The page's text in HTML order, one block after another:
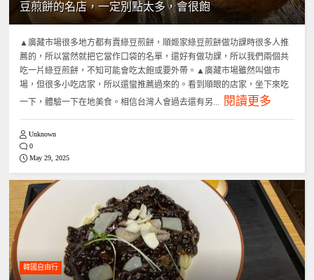
豆煎餅的名店，一定別點太多，會很飽
▲廣藏市場很多地方都有賣綠豆煎餅，順姬家綠豆煎餅做功課時很多人推
薦的，所以當然就把它當作口袋的名單，還好有做功課，所以我們兩個共
吃一片綠豆煎餅，不知可能會吃太飽或要外帶。▲廣藏市場雖然叫做市
場，但很多小吃店家，所以還蠻推薦過來的。看到順眼的店家，坐下來吃
一下，體驗一下在地美食。相信台灣人會過去還有另...
閱讀更多
Unknown
0
May 29, 2025
韓國自由行